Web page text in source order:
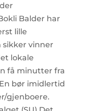
Balder har
lille
sikker vinner
lokale
få minutter fra
bør imidlertid
gjenboere.